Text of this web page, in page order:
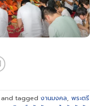
and tagged งานมงคล, พระตรี